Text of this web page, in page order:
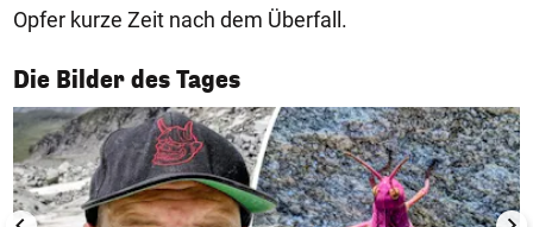
Opfer kurze Zeit nach dem Überfall.
Die Bilder des Tages
1/50